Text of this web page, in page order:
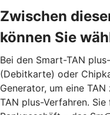
Zwischen
können Sie
Bei den Smart-TAN
(Debitkarte) oder
Generator, um eine
TAN plus-Verfahren.